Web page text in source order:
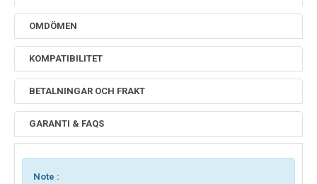
OMDÖMEN
KOMPATIBILITET
BETALNINGAR OCH FRAKT
GARANTI & FAQS
Note :